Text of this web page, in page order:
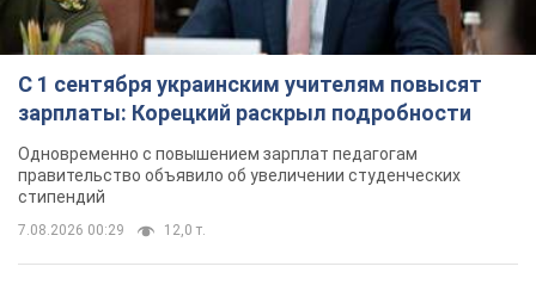
С 1 сентября украинским учителям повысят
зарплаты: Корецкий раскрыл подробности
Одновременно с повышением зарплат педагогам
правительство объявило об увеличении студенческих
стипендий
7.08.2026 00:29 12,0 т.